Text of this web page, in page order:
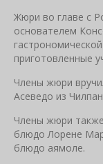
Жюри во главе с
основателем
приготовленные
Члены жюри
Асеведо из
Члены жюри
блюдо Лорене
блюдо аямоле.